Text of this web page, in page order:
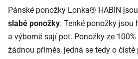
Pánské ponožky Lonka® HABIN
slabé ponožky. Tenké ponožky jsou
a výborně sají pot. Ponožky ze
žádnou příměs, jedná se tedy o čistě